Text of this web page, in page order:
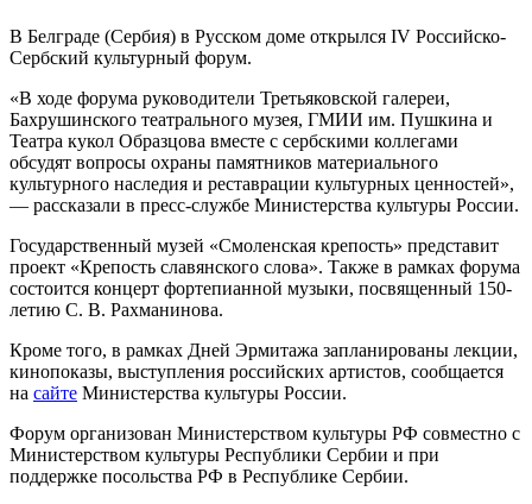
В Белграде (Сербия) в Русском доме открылся IV Российско-
Сербский культурный форум.
«В ходе форума руководители Третьяковской галереи,
Бахрушинского театрального музея, ГМИИ им. Пушкина и
Театра кукол Образцова вместе с сербскими коллегами
обсудят вопросы охраны памятников материального
культурного наследия и реставрации культурных ценностей»,
— рассказали в пресс-службе Министерства культуры России.
Государственный музей «Смоленская крепость» представит
проект «Крепость славянского слова». Также в рамках форума
состоится концерт фортепианной музыки, посвященный 150-
летию С. В. Рахманинова.
Кроме того, в рамках Дней Эрмитажа запланированы лекции,
кинопоказы, выступления российских артистов, сообщается
на сайте Министерства культуры России.
Форум организован Министерством культуры РФ совместно с
Министерством культуры Республики Сербии и при
поддержке посольства РФ в Республике Сербии.